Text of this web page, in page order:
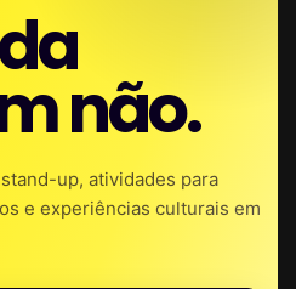
não.
up, atividades para
e experiências culturais em